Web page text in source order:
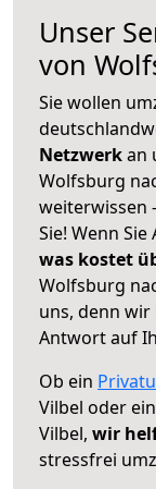
Unser
von
Sie wollen
Netzwerkan
Wolfsburg
weiterwissen
Sie! Wenn
was kostet
Wolfsburg
uns, denn
Antwort auf
Ob ein
Vilbel oder
Vilbel, wir
stressfrei